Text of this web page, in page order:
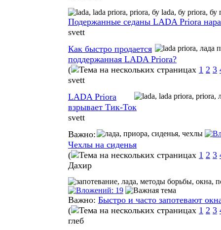
Подержанные седаны LADA Priora
svett
Как быстро продается
поддержанная LADA Priora?
(
1 2 3
svett
LADA Priora
взрывает Тик-Ток
svett
Важно:
Чехлы на сиденья
(
1 2 3
Дахир
Важно: Быстро и часто запотевают
(
1 2 3
глеб